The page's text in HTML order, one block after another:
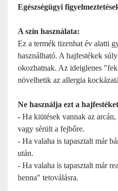
Egészségügyi
A szín használata:
Ez a termék tizenhat év alatti
használható. A hajfestékek
okozhatnak. Az ideiglenes
növelhetik az allergia
Ne használja ezt a
- Ha kiütések vannak az
vagy sérült a fejbőre.
- Ha valaha is tapasztalt már
után.
- Ha valaha is tapasztalt már
henna" tetoválásra.